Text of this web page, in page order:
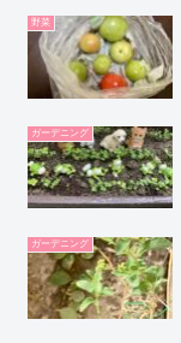
野菜
ガーデニング
ガーデニング